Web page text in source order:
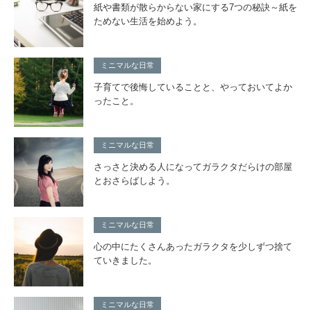
紙や書類が散らからない家にする7つの秘訣～紙を
ためない生活を始めよう。
ミニマルな日常
子育てで後悔していることと、やっておいてよか
ったこと。
ミニマルな日常
さっさと決める人になってガラクタだらけの部屋
とおさらばしよう。
ミニマルな日常
心の中にたくさんあったガラクタを少しずつ捨て
ていきました。
ミニマルな日常